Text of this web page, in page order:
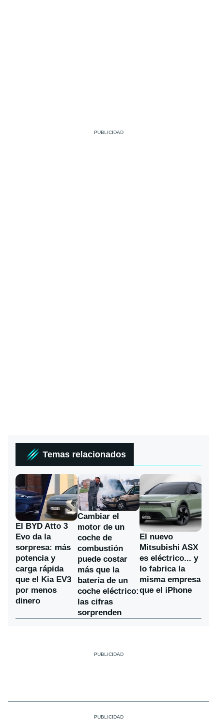
Temas relacionados
El BYD Atto 3
Evo da la
sorpresa: más
potencia y
carga rápida
que el Kia EV3
por menos
dinero
Cambiar el
motor de un
coche de
combustión
puede costar
más que la
batería de un
coche eléctrico:
las cifras
sorprenden
El nuevo
Mitsubishi ASX
es eléctrico... y
lo fabrica la
misma empresa
que el iPhone